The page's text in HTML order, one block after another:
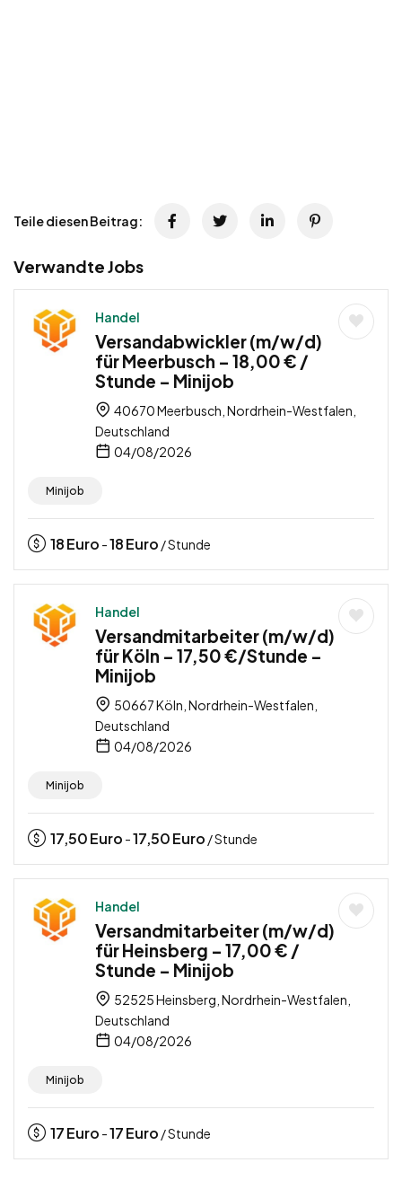
Teile diesen Beitrag:
Verwandte Jobs
Handel
Versandabwickler (m/w/d)
für Meerbusch – 18,00 € /
Stunde – Minijob
40670 Meerbusch, Nordrhein-Westfalen,
Deutschland
04/08/2026
Minijob
18Euro -18Euro / Stunde
Handel
Versandmitarbeiter (m/w/d)
für Köln – 17,50 €/Stunde –
Minijob
50667 Köln, Nordrhein-Westfalen,
Deutschland
04/08/2026
Minijob
17,50Euro -17,50Euro / Stunde
Handel
Versandmitarbeiter (m/w/d)
für Heinsberg – 17,00 € /
Stunde – Minijob
52525 Heinsberg, Nordrhein-Westfalen,
Deutschland
04/08/2026
Minijob
17Euro -17Euro / Stunde